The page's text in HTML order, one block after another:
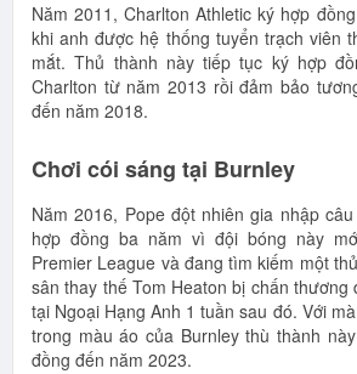
Năm 2011, Charlton Athletic ký hợp
khi anh được hệ thống tuyển trạch viên
mắt. Thủ thành này tiếp tục ký hợp
Charlton từ năm 2013 rồi đảm bảo
đến năm 2018.
Chơi cói sáng tại Burnley
Năm 2016, Pope đột nhiên gia nhập
hợp đồng ba năm vì đội bóng này
Premier League và đang tìm kiếm một
sân thay thế Tom Heaton bị chấn thương
tại Ngoại Hạng Anh 1 tuần sau đó. Với
trong màu áo của Burnley thù thành
đồng đến năm 2023.